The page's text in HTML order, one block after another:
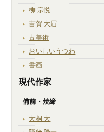
柳 宗悦
吉賀 大眉
古美術
おいしいうつわ
書画
現代作家
備前・焼締
大桐 大